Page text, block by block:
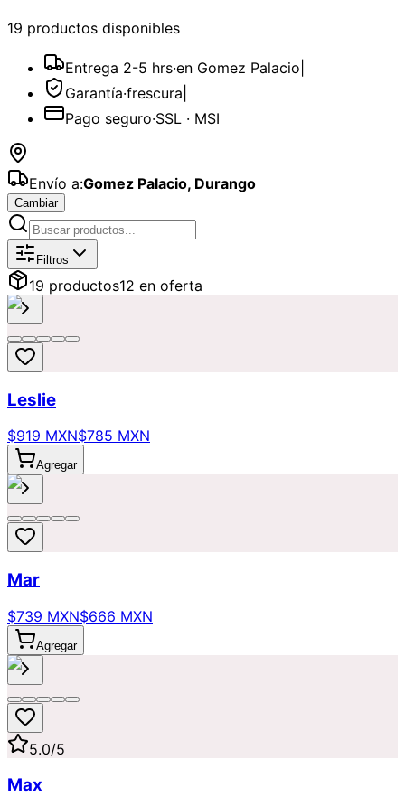
19 productos disponibles
Entrega 2-5 hrs·en Gomez Palacio
Garantía·frescura
Pago seguro·SSL · MSI
Envío a:Gomez Palacio, Durango
Cambiar
Catálogo deColoridos
Filtros
19 productos12 en oferta
Leslie
$919 MXN$785 MXN
Agregar
Mar
$739 MXN$666 MXN
Agregar
5.0/5
Max